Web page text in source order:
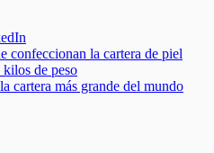
confeccionan la cartera de piel
de peso
cartera más grande del mundo